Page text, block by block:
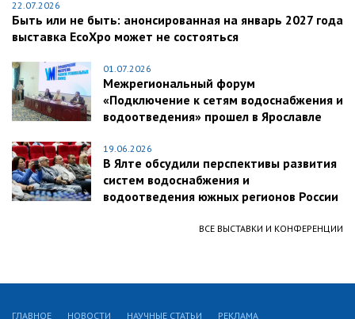
22.07.2026
Быть или не быть: анонсированная на январь 2027 года
выставка EcoXpo может не состояться
01.07.2026
Межрегиональный форум
«Подключение к сетям водоснабжения и
водоотведения» прошел в Ярославле
19.06.2026
В Ялте обсудили перспективы развития
систем водоснабжения и
водоотведения южных регионов России
ВСЕ ВЫСТАВКИ И КОНФЕРЕНЦИИ
ГЛАВНОЕ НОВОСТИ НАУЧНЫЕ СТАТЬИ РЕКЛАМА